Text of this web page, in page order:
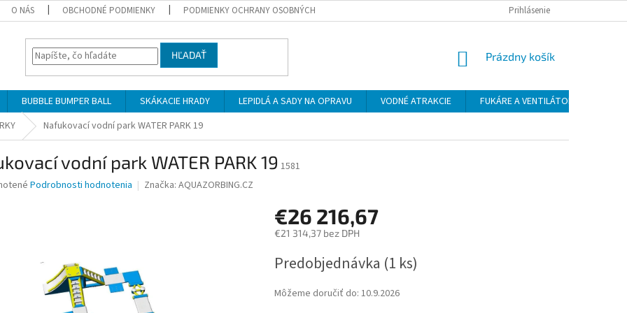
O NÁS OBCHODNÉ PODMIENKY PODMIENKY OCHRANY OSOBNÝCH ÚDAJOV Prihlásenie
HĽADAŤ
NÁKUPNÝ
Prázdny košík
BUBBLE BUMPER BALL SKÁKACIE HRADY LEPIDLÁ A SADY NA OPRAVU VODNÉ ATRAKCIE FUKÁRE A VENTILÁTORY
Nafukovací vodní park WATER PARK 19
vodní park WATER PARK 19 1581
Podrobnosti hodnotenia Značka: AQUAZORBING.CZ
€26 216,67
€21 314,37 bez DPH
cena:
Predobjednávka (1 ks)
Môžeme doručiť do: 10.9.2026